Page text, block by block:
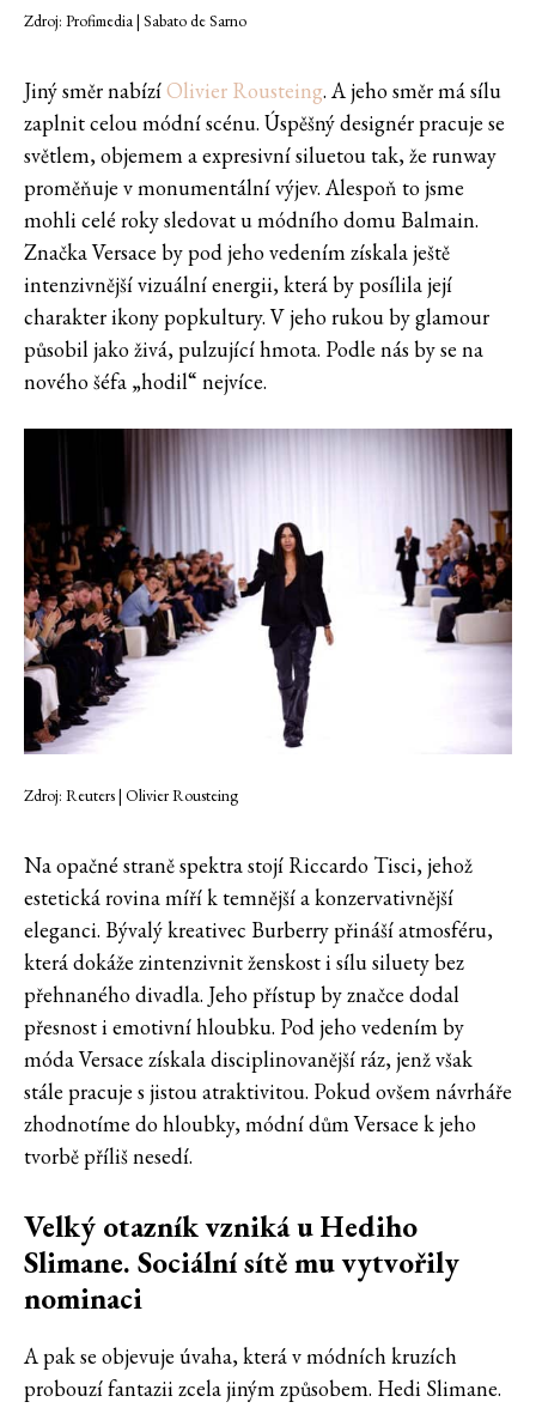
Zdroj: Profimedia | Sabato de Sarno
Jiný směr nabízíOlivier Rousteing. A jeho směr má sílu
zaplnit celou módní scénu. Úspěšný designér pracuje se
světlem, objemem a expresivní siluetou tak, že runway
proměňuje v monumentální výjev. Alespoň to jsme
mohli celé roky sledovat u módního domu Balmain.
Značka Versace by pod jeho vedením získala ještě
intenzivnější vizuální energii, která by posílila její
charakter ikony popkultury. V jeho rukou by glamour
působil jako živá, pulzující hmota. Podle nás by se na
nového šéfa „hodil“ nejvíce.
Zdroj: Reuters | Olivier Rousteing
Na opačné straně spektra stojí Riccardo Tisci, jehož
estetická rovina míří k temnější a konzervativnější
eleganci. Bývalý kreativec Burberry přináší atmosféru,
která dokáže zintenzivnit ženskost i sílu siluety bez
přehnaného divadla. Jeho přístup by značce dodal
přesnost i emotivní hloubku. Pod jeho vedením by
móda Versace získala disciplinovanější ráz, jenž však
stále pracuje s jistou atraktivitou. Pokud ovšem návrháře
zhodnotíme do hloubky, módní dům Versace k jeho
tvorbě příliš nesedí.
Velký otazník vzniká u Hediho
Slimane. Sociální sítě mu vytvořily
nominaci
A pak se objevuje úvaha, která v módních kruzích
probouzí fantazii zcela jiným způsobem. Hedi Slimane.